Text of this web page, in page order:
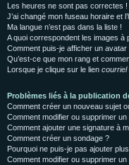
Les heures ne sont pas correctes !
J’ai changé mon fuseau horaire et
Ma langue n’est pas dans la liste !
A quoi correspondent les images à
Comment puis-je afficher un avatar
Qu’est-ce que mon rang et
Lorsque je clique sur le lien courriel
Problèmes liés à la publication
Comment créer un nouveau sujet
Comment modifier ou supprimer
Comment ajouter une signature à
Comment créer un sondage ?
Pourquoi ne puis-je pas ajouter
Comment modifier ou supprimer un